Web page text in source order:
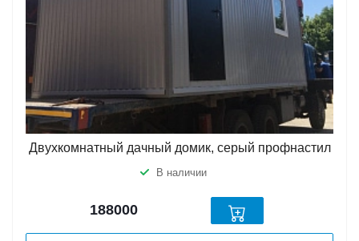
Двухкомнатный дачный домик, серый профнастил
В наличии
188000